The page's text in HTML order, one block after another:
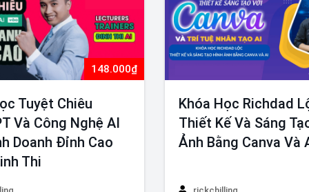
148.000₫
Tuyệt Chiêu
Và Công Nghệ AI
Doanh Đỉnh Cao
Thi
Khóa Học Richdad
Thiết Kế Và Sáng
Ảnh Bằng Canva Và